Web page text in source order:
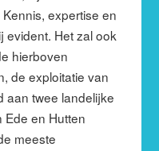
expertise en
Het zal ook
hierboven
de exploitatie van
aan twee landelijke
Ede en Hutten
meeste